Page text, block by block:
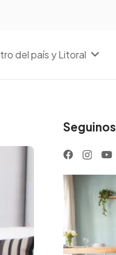
del país y Litoral
Seguinos